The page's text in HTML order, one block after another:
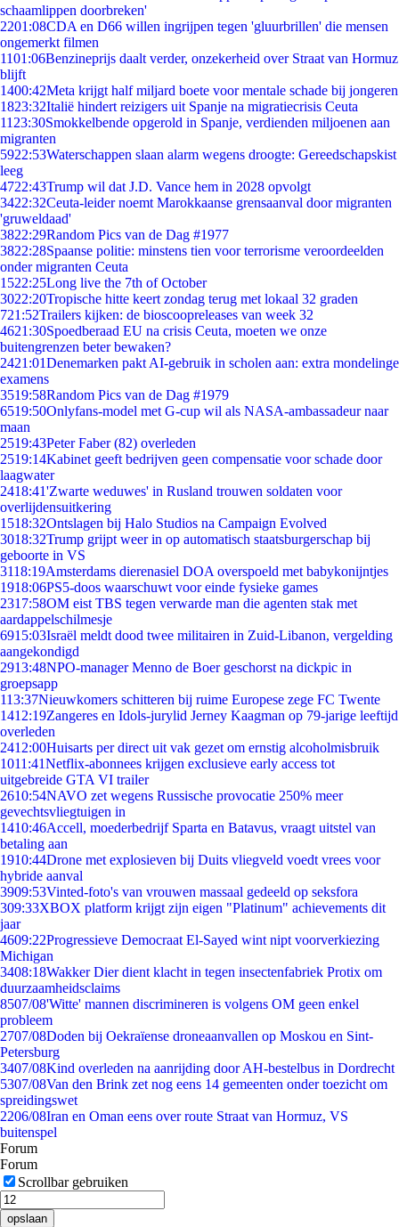
schaamlippen doorbreken'
2201:08CDA en D66 willen ingrijpen tegen 'gluurbrillen' die mensen
ongemerkt filmen
1101:06Benzineprijs daalt verder, onzekerheid over Straat van Hormuz
blijft
1400:42Meta krijgt half miljard boete voor mentale schade bij jongeren
1823:32Italië hindert reizigers uit Spanje na migratiecrisis Ceuta
11 23:30Smokkelbende opgerold in Spanje, verdienden miljoenen aan
migranten
5922:53Waterschappen slaan alarm wegens droogte: Gereedschapskist
leeg
4722:43Trump wil dat J.D. Vance hem in 2028 opvolgt
3422:32Ceuta-leider noemt Marokkaanse grensaanval door migranten
'gruweldaad'
3822:29Random Pics van de Dag #1977
3822:28Spaanse politie: minstens tien voor terrorisme veroordeelden
onder migranten Ceuta
1522:25Long live the 7th of October
3022:20Tropische hitte keert zondag terug met lokaal 32 graden
721:52Trailers kijken: de bioscoopreleases van week 32
4621:30Spoedberaad EU na crisis Ceuta, moeten we onze
buitengrenzen beter bewaken?
2421:01Denemarken pakt AI-gebruik in scholen aan: extra mondelinge
examens
3519:58Random Pics van de Dag #1979
6519:50Onlyfans-model met G-cup wil als NASA-ambassadeur naar
maan
2519:43Peter Faber (82) overleden
2519:14Kabinet geeft bedrijven geen compensatie voor schade door
laagwater
2418:41'Zwarte weduwes' in Rusland trouwen soldaten voor
overlijdensuitkering
1518:32Ontslagen bij Halo Studios na Campaign Evolved
3018:32Trump grijpt weer in op automatisch staatsburgerschap bij
geboorte in VS
3118:19Amsterdams dierenasiel DOA overspoeld met babykonijntjes
1918:06PS5-doos waarschuwt voor einde fysieke games
2317:58OM eist TBS tegen verwarde man die agenten stak met
aardappelschilmesje
6915:03Israël meldt dood twee militairen in Zuid-Libanon, vergelding
aangekondigd
2913:48NPO-manager Menno de Boer geschorst na dickpic in
groepsapp
113:37Nieuwkomers schitteren bij ruime Europese zege FC Twente
1412:19Zangeres en Idols-jurylid Jerney Kaagman op 79-jarige leeftijd
overleden
2412:00Huisarts per direct uit vak gezet om ernstig alcoholmisbruik
1011:41Netflix-abonnees krijgen exclusieve early access tot
uitgebreide GTA VI trailer
2610:54NAVO zet wegens Russische provocatie 250% meer
gevechtsvliegtuigen in
1410:46Accell, moederbedrijf Sparta en Batavus, vraagt uitstel van
betaling aan
1910:44Drone met explosieven bij Duits vliegveld voedt vrees voor
hybride aanval
3909:53Vinted-foto's van vrouwen massaal gedeeld op seksfora
309:33XBOX platform krijgt zijn eigen "Platinum" achievements dit
jaar
4609:22Progressieve Democraat El-Sayed wint nipt voorverkiezing
Michigan
3408:18Wakker Dier dient klacht in tegen insectenfabriek Protix om
duurzaamheidsclaims
8507/08'Witte' mannen discrimineren is volgens OM geen enkel
probleem
2707/08Doden bij Oekraïense droneaanvallen op Moskou en Sint-
Petersburg
3407/08Kind overleden na aanrijding door AH-bestelbus in Dordrecht
5307/08Van den Brink zet nog eens 14 gemeenten onder toezicht om
spreidingswet
2206/08Iran en Oman eens over route Straat van Hormuz, VS
buitenspel
Forum
Forum
Scrollbar gebruiken
opslaan